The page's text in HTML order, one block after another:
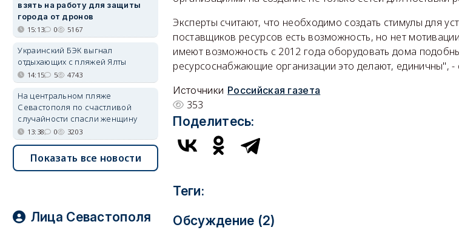
Эксперты считают, что необходимо создать стимулы для
поставщиков ресурсов есть возможность, но нет
имеют возможность с 2012 года оборудовать дома
ресурсоснабжающие организации это делают, единичны", -
Источники Российская газета
353
Поделитесь:
Теги:
Обсуждение (2)
взять на работу для защиты
города от дронов
15:13 0 5167
Украинский БЭК выгнал
отдыхающих с пляжей Ялты
14:15 5 4743
На центральном пляже
Севастополя по счастливой
случайности спасли женщину
13:38 0 3203
Показать все новости
Лица Севастополя